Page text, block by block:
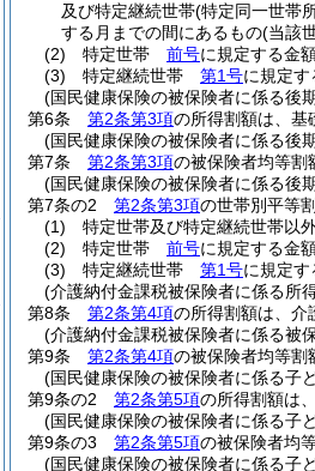
及び特定継続世帯(特定同一世帯
する月までの間にあるもの(当該
(2)
特定世帯 前号に規定する金
(3)
特定継続世帯 第1号に規定
(国民健康保険の被保険者に係る後
第6条
第2条第3項の所得割額は、基
(国民健康保険の被保険者に係る後
第7条
第2条第3項の被保険者均等割
(国民健康保険の被保険者に係る後
第7条の2
第2条第3項の世帯別平等割
(1)
特定世帯及び特定継続世帯以
(2)
特定世帯 前号に規定する金
(3)
特定継続世帯 第1号に規定
(介護納付金課税被保険者に係る所
第8条
第2条第4項の所得割額は、介
(介護納付金課税被保険者に係る被
第9条
第2条第4項の被保険者均等割
(国民健康保険の被保険者に係る子
第9条の2
第2条第5項の所得割額は
(国民健康保険の被保険者に係る子
第9条の3
第2条第5項の被保険者均
(国民健康保険の被保険者に係る子